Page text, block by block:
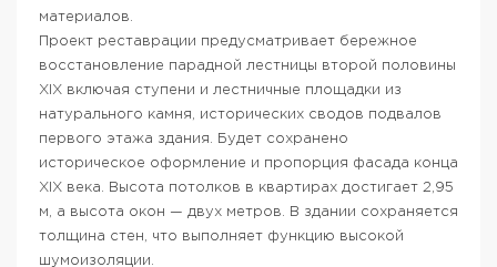
материалов.
Проект реставрации предусматривает бережное
восстановление парадной лестницы второй половины
XIX включая ступени и лестничные площадки из
натурального камня, исторических сводов подвалов
первого этажа здания. Будет сохранено
историческое оформление и пропорция фасада конца
XIX века. Высота потолков в квартирах достигает 2,95
м, а высота окон — двух метров. В здании сохраняется
толщина стен, что выполняет функцию высокой
шумоизоляции.